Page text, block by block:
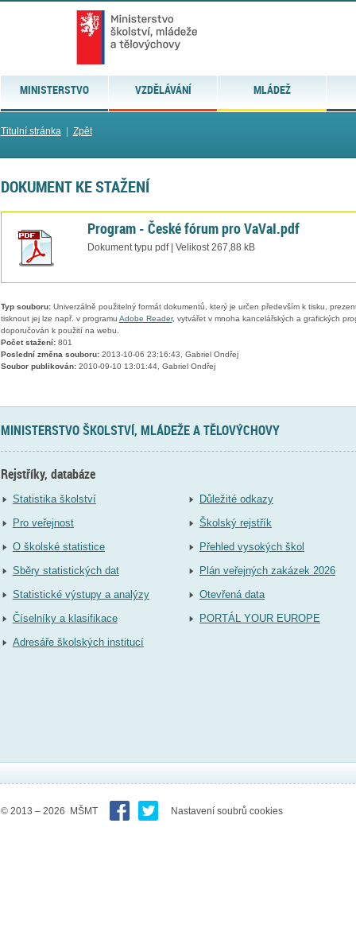
MINISTERSTVO VZDĚLÁVÁNÍ MLÁDEŽ
Titulní stránka| Zpět
DOKUMENT KE STAŽENÍ
Program - České fórum pro VaVaI.pdf
Dokument typu pdf | Velikost 267,88 kB
Typ souboru:Univerzálně použitelný formát dokumentů, který je určen především k tisku,
tisknout jej lze např. v programu Adobe Reader, vytvářet v mnoha kancelářských a grafických
doporučován k použití na webu.
Počet stažení:801
Poslední změna souboru:2013-10-06 23:16:43, Gabriel Ondřej
Soubor publikován:2010-09-10 13:01:44, Gabriel Ondřej
MINISTERSTVO ŠKOLSTVÍ, MLÁDEŽE A TĚLOVÝCHOVY
Rejstříky, databáze
Statistika školství
Pro veřejnost
O školské statistice
Sběry statistických dat
Statistické výstupy a analýzy
Číselníky a klasifikace
Adresáře školských institucí
Důležité odkazy
Školský rejstřík
Přehled vysokých škol
Plán veřejných zakázek 2026
Otevřená data
PORTÁL YOUR EUROPE
© 2013 – 2026 MŠMT Nastavení soubrů cookies